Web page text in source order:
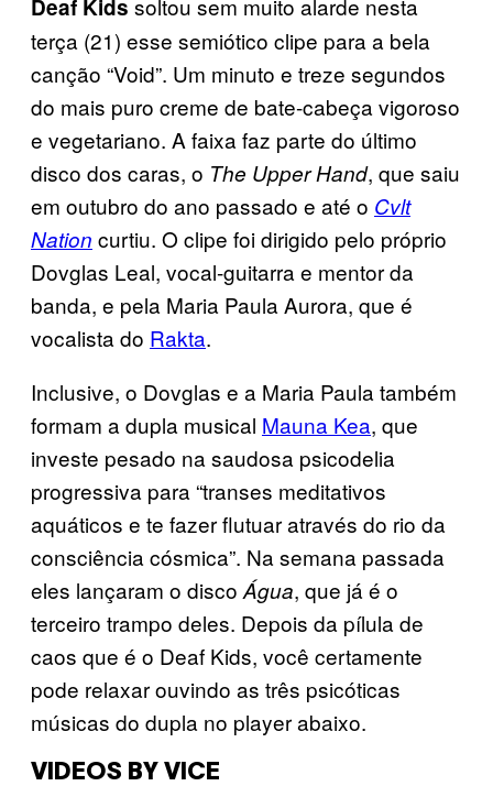
Deaf Kids
terça (21) esse semiótico clipe para a bela
canção “Void”. Um minuto e treze segundos
do mais puro creme de bate-cabeça vigoroso
e vegetariano. A faixa faz parte do último
disco dos caras, o The Upper Hand, que saiu
em outubro do ano passado e até o Cvlt
Nation curtiu. O clipe foi dirigido pelo próprio
Dovglas Leal, vocal-guitarra e mentor da
banda, e pela Maria Paula Aurora, que é
vocalista do Rakta.
Inclusive, o Dovglas e a Maria Paula também
formam a dupla musical Mauna Kea, que
investe pesado na saudosa psicodelia
progressiva para “transes meditativos
aquáticos e te fazer flutuar através do rio da
consciência cósmica”. Na semana passada
eles lançaram o disco Água, que já é o
terceiro trampo deles. Depois da pílula de
caos que é o Deaf Kids, você certamente
pode relaxar ouvindo as três psicóticas
músicas do dupla no player abaixo.
VIDEOS BY VICE